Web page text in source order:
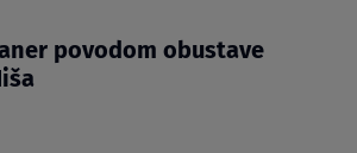
povodom obustave